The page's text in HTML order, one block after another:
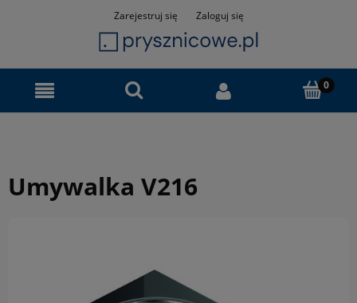
Zarejestruj się Zaloguj się
Umywalka V216